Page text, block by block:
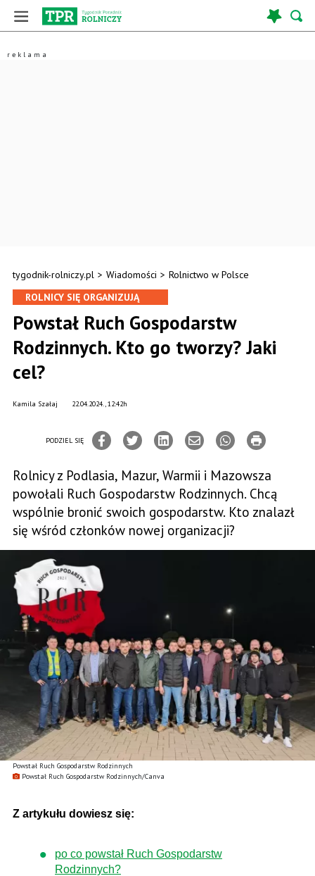
tygodnik-rolniczy.pl > Wiadomości > Rolnictwo w Polsce
Powstał Ruch Gospodarstw Rodzinnych
Powstał Ruch Gospodarstw Rodzinnych/Canva
ROLNICY SIĘ ORGANIZUJĄ
Powstał Ruch Gospodarstw
Rodzinnych. Kto go tworzy? Jaki
cel?
22.04.2024., 12:42h
Kamila Szałaj
PODZIEL SIĘ
Rolnicy z Podlasia, Mazur, Warmii i Mazowsza
powołali Ruch Gospodarstw Rodzinnych. Chcą
wspólnie bronić swoich gospodarstw. Kto znalazł
się wśród członków nowej organizacji?
Z artykułu dowiesz się:
po co powstał Ruch Gospodarstw
Rodzinnych?